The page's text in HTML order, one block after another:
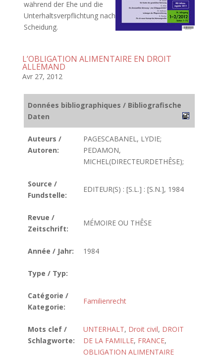
während der Ehe und die
Unterhaltsverpflichtung nach
Scheidung.
L’OBLIGATION ALIMENTAIRE EN DROIT
ALLEMAND
Avr 27, 2012
Données bibliographiques / Bibliografische
Daten
Auteurs /
Autoren:
PAGESCABANEL, LYDIE;
PEDAMON,
MICHEL(DIRECTEURDETHÊSE);
Source /
Fundstelle:
EDITEUR(S) : [S.L.] : [S.N.], 1984
Revue /
Zeitschrift:
MÉMOIRE OU THÊSE
Année / Jahr: 1984
Type / Typ:
Catégorie /
Kategorie:
Familienrecht
Mots clef /
Schlagworte:
UNTERHALT, Droit civil, DROIT
DE LA FAMILLE, FRANCE,
OBLIGATION ALIMENTAIRE